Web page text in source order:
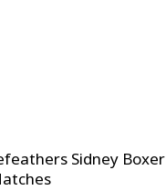
Sidney Boxer